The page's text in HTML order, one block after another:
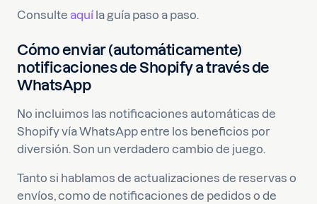
Consulte aquí la guía paso a paso.
Cómo enviar (automáticamente)
notificaciones de Shopify a través de
WhatsApp
No incluimos las notificaciones automáticas de
Shopify vía WhatsApp entre los beneficios por
diversión. Son un verdadero cambio de juego.
Tanto si hablamos de actualizaciones de reservas o
envíos, como de notificaciones de pedidos o de